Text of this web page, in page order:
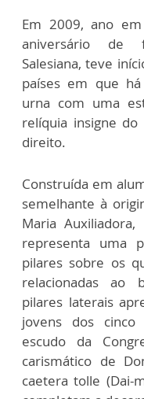
Em 2009, ano
aniversário de
Salesiana, teve
países em que
urna com uma
relíquia insigne
direito.
Construída em
semelhante à
Maria
representa uma
pilares sobre os
relacionadas ao
pilares laterais
jovens dos
escudo da
carismático de
caetera tolle (Dai-